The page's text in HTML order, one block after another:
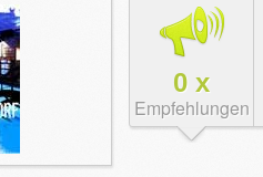
0 x
Empfehlungen